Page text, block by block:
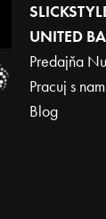
UNITED
Predajňa
Pracuj s
Blog